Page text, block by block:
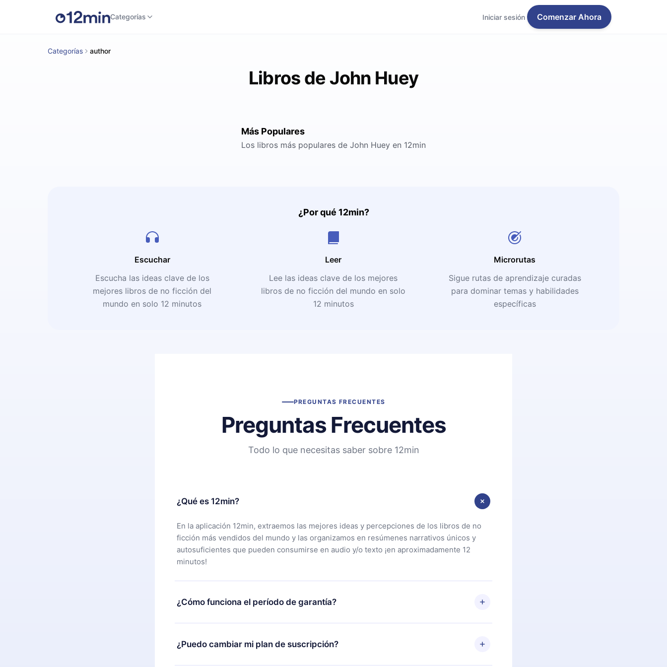
Categorías Iniciar sesión Comenzar Ahora
Categorías author
Libros de John Huey
Más Populares
Los libros más populares de John Huey en 12min
¿Por qué 12min?
Escuchar
Escucha las ideas clave de los
mejores libros de no ficción del
mundo en solo 12 minutos
Leer
Lee las ideas clave de los mejores
libros de no ficción del mundo en solo
12 minutos
Microrutas
Sigue rutas de aprendizaje curadas
para dominar temas y habilidades
específicas
PREGUNTAS FRECUENTES
Preguntas Frecuentes
Todo lo que necesitas saber sobre 12min
¿Qué es 12min?
En la aplicación 12min, extraemos las mejores ideas y percepciones de los libros de no
ficción más vendidos del mundo y las organizamos en resúmenes narrativos únicos y
autosuficientes que pueden consumirse en audio y/o texto ¡en aproximadamente 12
minutos!
¿Cómo funciona el período de garantía?
Puedes descargar nuestra aplicación y comenzar a disfrutar de nuestra biblioteca. Si por
alguna razón no estás satisfecho con nuestra plataforma, simplemente contacta a
nuestro equipo de soporte ( contacto@12min.com
¿Puedo cambiar mi plan de suscripción?